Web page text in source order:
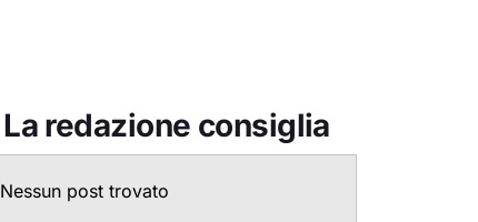
La redazione consiglia
Nessun post trovato